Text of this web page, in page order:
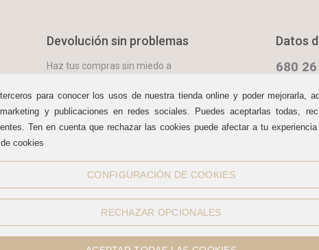
Devolución sin problemas
Haz tus compras sin miedo a
devoluciones
durante 15 días.
Datos
680
09:30 a
Cómo
para conocer los usos de nuestra tienda online y poder mejorarla,
y publicaciones en redes sociales. Puedes aceptarlas todas,
Ten en cuenta que rechazar las cookies puede afectar a tu
cookies
CONFIGURACIÓN DE COOKIES
RECHAZAR OPCIONALES